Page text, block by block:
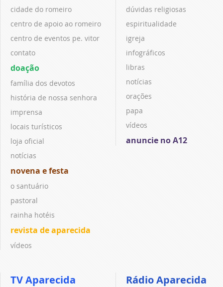
cidade do romeiro
centro de apoio ao romeiro
centro de eventos pe. vitor
contato
doação
família dos devotos
história de nossa senhora
imprensa
locais turísticos
loja oficial
notícias
novena e festa
o santuário
pastoral
rainha hotéis
revista de aparecida
vídeos
dúvidas religiosas
espiritualidade
igreja
infográficos
libras
notícias
orações
papa
vídeos
anuncie no A12
TV Aparecida Rádio Aparecida